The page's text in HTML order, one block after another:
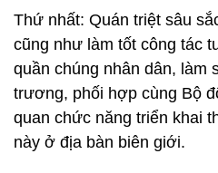
Thứ nhất: Quán triệt sâu
cũng như làm tốt công tác
quần chúng nhân dân, làm
trương, phối hợp cùng Bộ
quan chức năng triển khai
này ở địa bàn biên giới.